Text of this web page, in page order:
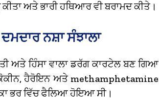
ਅਤੇ ਭਾਰੀ ਹਥਿਆਰ ਵੀ ਬਰਾਮਦ ਕੀਤੇ।
ਨਸ਼ਾ ਸੰਝਾਲਾ
ਅਤੇ ਹਿੰਸਾ ਵਾਲਾ ਡਰੱਗ ਕਾਰਟੇਲ ਬਣ ਗਿਆ
ਹੈਰੋਇਨ ਅਤੇ methamphetamine
ਭਰ ਵਿੱਚ ਫੈਲਿਆ ਹੋਇਆ ਸੀ।